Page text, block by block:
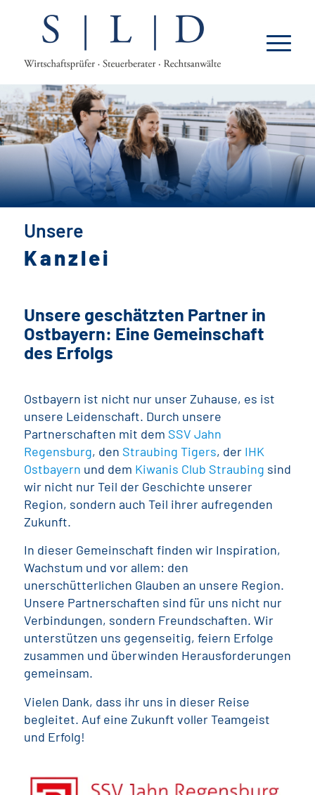
Unsere
Kanzlei
Unsere geschätzten Partner in
Ostbayern: Eine Gemeinschaft
des Erfolgs
Ostbayern ist nicht nur unser Zuhause, es ist
unsere Leidenschaft. Durch unsere
Partnerschaften mit dem SSV Jahn
Regensburg, den Straubing Tigers, der IHK
Ostbayern und dem Kiwanis Club Straubing sind
wir nicht nur Teil der Geschichte unserer
Region, sondern auch Teil ihrer aufregenden
Zukunft.
In dieser Gemeinschaft finden wir Inspiration,
Wachstum und vor allem: den
unerschütterlichen Glauben an unsere Region.
Unsere Partnerschaften sind für uns nicht nur
Verbindungen, sondern Freundschaften. Wir
unterstützen uns gegenseitig, feiern Erfolge
zusammen und überwinden Herausforderungen
gemeinsam.
Vielen Dank, dass ihr uns in dieser Reise
begleitet. Auf eine Zukunft voller Teamgeist
und Erfolg!